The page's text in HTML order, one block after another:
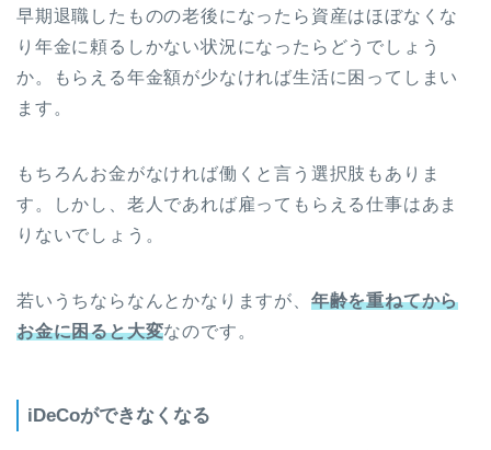
早期退職したものの老後になったら資産はほぼなくな
り年金に頼るしかない状況になったらどうでしょう
か。もらえる年金額が少なければ生活に困ってしまい
ます。
もちろんお金がなければ働くと言う選択肢もありま
す。しかし、老人であれば雇ってもらえる仕事はあま
りないでしょう。
若いうちならなんとかなりますが、 年齢を重ねてから
お金に困ると大変なのです。
iDeCoができなくなる